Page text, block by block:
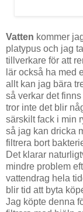
Vatten kommer
platypus och jag
tillverkare för att
lär också ha med
allt kan jag bära
så verkar det
tror inte det blir
särskilt fack i min
så jag kan dricka
filtrera bort
Det klarar
mindre problem
vattendrag hela
blir tid att byta
Jag köpte denna